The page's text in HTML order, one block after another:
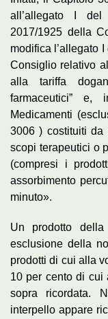
all’allegato I del
2017/1925 della
modifica l’allegato
Consiglio relativo
alla tariffa
farmaceutici”
Medicamenti
3006 ) costituiti da
scopi terapeutici o
(compresi i
assorbimento
minuto».
Un prodotto
esclusione della
prodotti di cui alla
10 per cento di cui
sopra ricordata.
interpello appare